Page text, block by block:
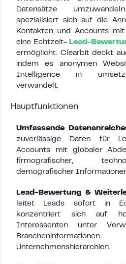
Datensätze
spezialisiert sich auf die
Kontakten und Accounts
eine Echtzeit- Lead-
ermöglicht. Clearbit deckt
indem es anonymen
Intelligence in
verwandelt.
Hauptfunktionen
Umfassende
zuverlässige Daten für
Accounts mit globaler
firmografischer,
demografischer
Lead-Bewertung &
leitet Leads sofort in
konzentriert sich auf
Interessenten unter
Unternehmenshierarchien.